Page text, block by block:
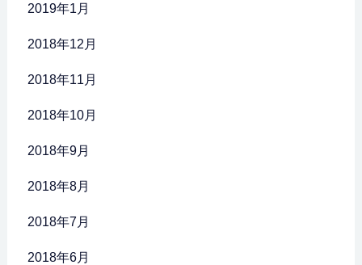
2019年1月
2018年12月
2018年11月
2018年10月
2018年9月
2018年8月
2018年7月
2018年6月